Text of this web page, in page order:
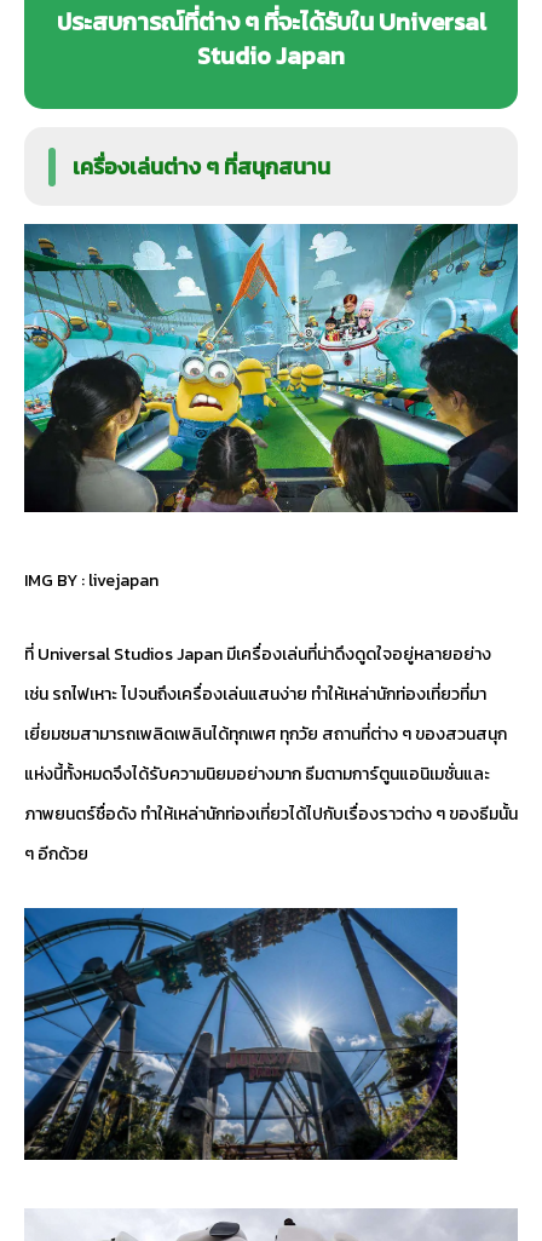
ประสบการณ์ที่ต่าง ๆ ที่จะได้รับใน Universal
Studio Japan
เครื่องเล่นต่าง ๆ ที่สนุกสนาน
IMG BY :livejapan
ที่ Universal Studios Japan มีเครื่องเล่นที่น่าดึงดูดใจอยู่หลายอย่าง
เช่น รถไฟเหาะ ไปจนถึงเครื่องเล่นแสนง่าย ทำให้เหล่านักท่องเที่ยวที่มา
เยี่ยมชมสามารถเพลิดเพลินได้ทุกเพศ ทุกวัย สถานที่ต่าง ๆ ของสวนสนุก
แห่งนี้ทั้งหมดจึงได้รับความนิยมอย่างมาก ธีมตามการ์ตูนแอนิเมชั่นและ
ภาพยนตร์ชื่อดัง ทำให้เหล่านักท่องเที่ยวได้ไปกับเรื่องราวต่าง ๆ ของธีมนั้น
ๆ อีกด้วย